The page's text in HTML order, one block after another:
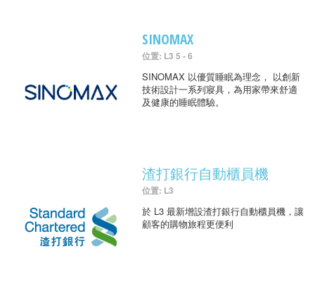
SINOMAX
位置: L3 5 - 6
SINOMAX 以優質睡眠為理念， 以創新
技術設計一系列寢具，為用家帶來舒適
及健康的睡眠體驗。
渣打銀行自動櫃員機
位置: L3
於 L3 最新增設渣打銀行自動櫃員機，讓
顧客的購物旅程更便利